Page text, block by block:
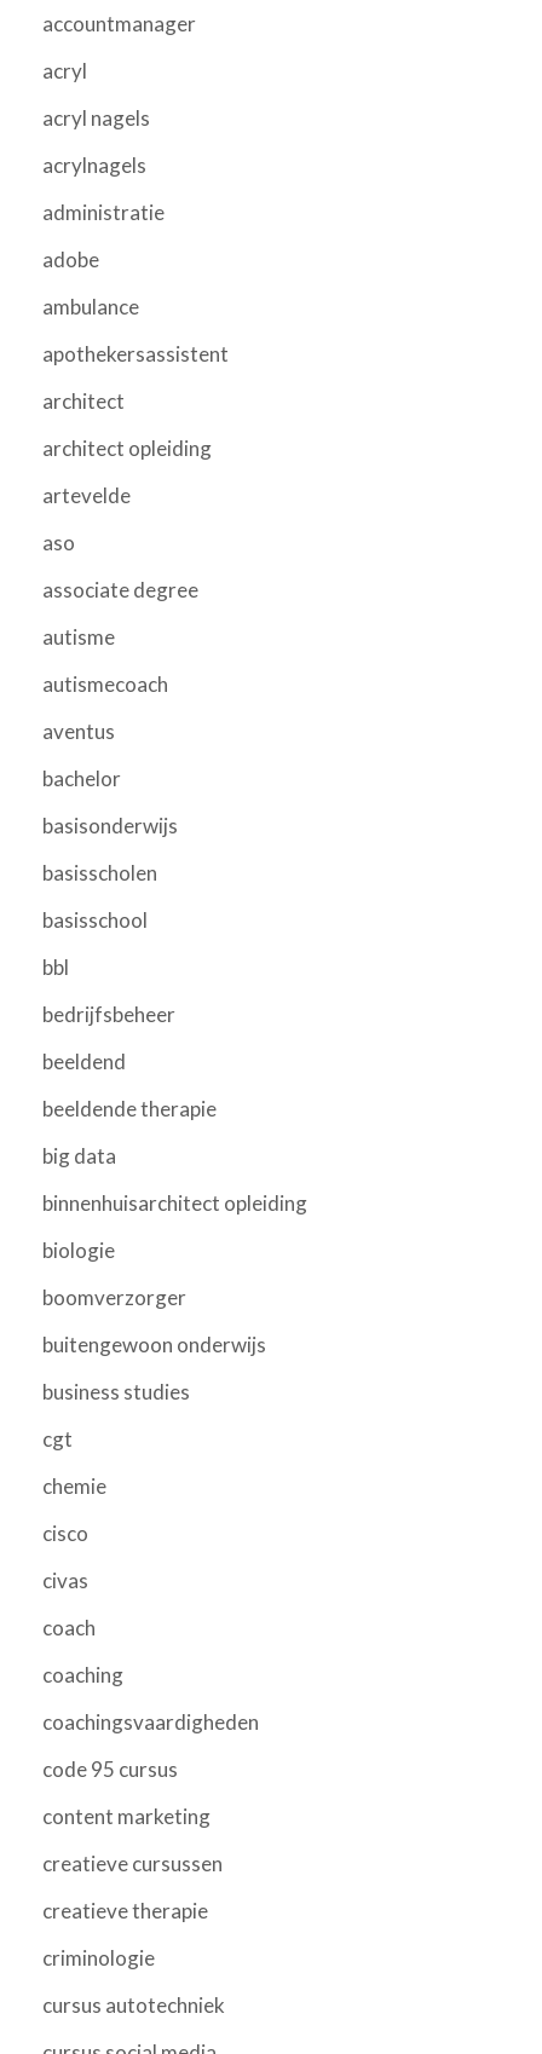
accountmanager
acryl
acryl nagels
acrylnagels
administratie
adobe
ambulance
apothekersassistent
architect
architect opleiding
artevelde
aso
associate degree
autisme
autismecoach
aventus
bachelor
basisonderwijs
basisscholen
basisschool
bbl
bedrijfsbeheer
beeldend
beeldende therapie
big data
binnenhuisarchitect opleiding
biologie
boomverzorger
buitengewoon onderwijs
business studies
cgt
chemie
cisco
civas
coach
coaching
coachingsvaardigheden
code 95 cursus
content marketing
creatieve cursussen
creatieve therapie
criminologie
cursus autotechniek